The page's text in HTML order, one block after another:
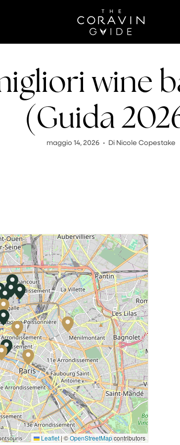
wine
(Guida
maggio 14, 2026 Di Nicole Copestake
Leaflet|©OpenStreetMapcontributors